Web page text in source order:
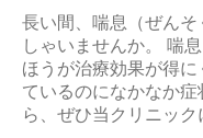
長い間、喘息（ぜん
しゃいませんか。 喘
ほうが治療効果が得
ているのになかなか
ら、ぜひ当クリニック